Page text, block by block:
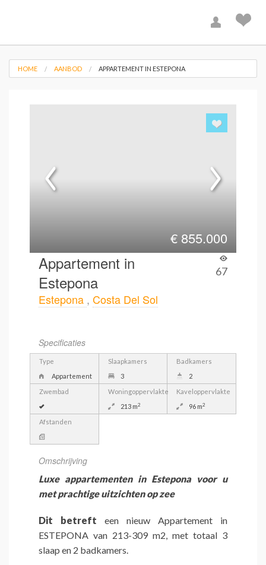
HOME AANBOD APPARTEMENT IN ESTEPONA
€ 855.000
Appartement in
Estepona
67
Estepona , Costa Del Sol
Specificaties
Type
Appartement
Slaapkamers
3
Badkamers
2
Zwembad
Woningoppervlakte
213 m2
Kaveloppervlakte
96 m2
Afstanden
Omschrijving
Luxe appartementen in Estepona voor u
met prachtige uitzichten op zee
Dit betreft een nieuw Appartement in
ESTEPONA van 213-309 m2, met totaal 3
slaap en 2 badkamers.